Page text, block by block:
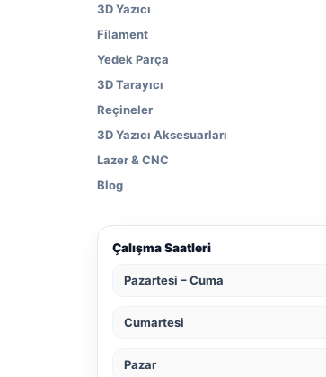
3D Yazıcı
Filament
Yedek Parça
3D Tarayıcı
Reçineler
3D Yazıcı Aksesuarları
Lazer & CNC
Blog
Çalışma Saatleri
Pazartesi – Cuma
Cumartesi
Pazar